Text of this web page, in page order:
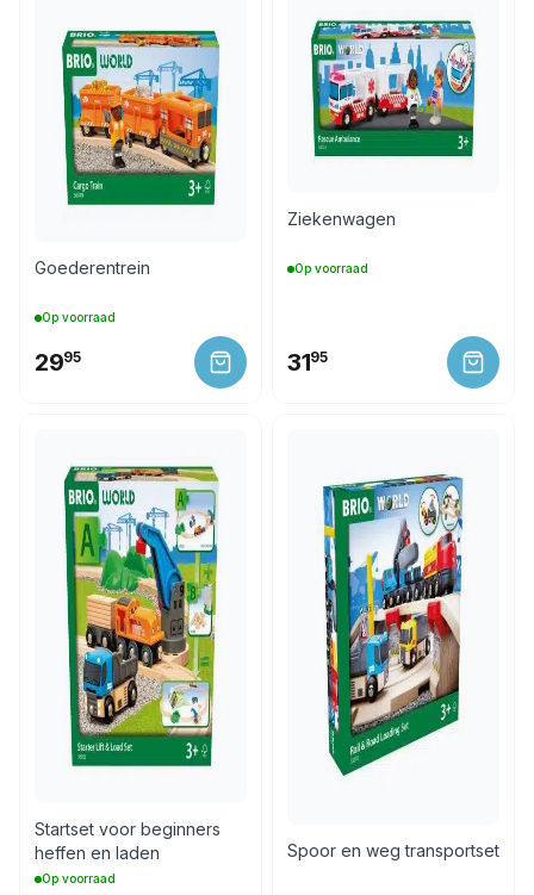
Goederentrein
Op voorraad
2995
Ziekenwagen
Op voorraad
3195
Startset voor beginners
heffen en laden
Op voorraad
Spoor en weg transportset